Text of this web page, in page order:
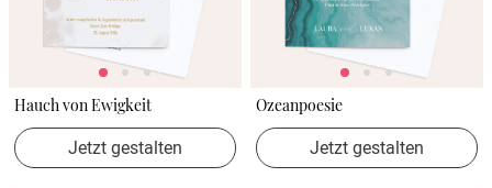
Hauch von Ewigkeit
Jetzt gestalten
Ozeanpoesie
Jetzt gestalten